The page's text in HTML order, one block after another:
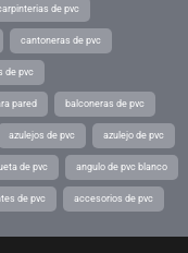
de pvc
cantoneras de pvc
de pvc
pared balconeras de pvc
azulejos de pvc azulejo de pvc
de pvc angulo de pvc blanco
de pvc accesorios de pvc